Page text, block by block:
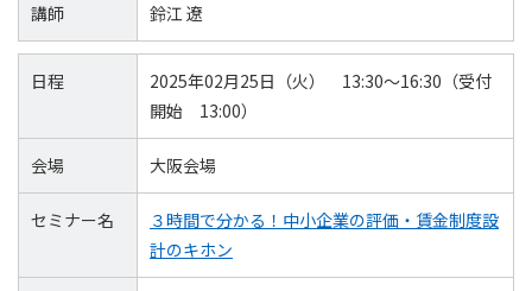
講師 鈴江 遼
日程
2025年02月25日（火） 13:30～16:30（受付
開始 13:00）
会場 大阪会場
セミナー名
３時間で分かる！中小企業の評価・賃金制度設
計のキホン